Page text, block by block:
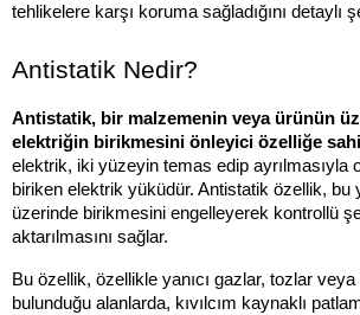
tehlikelere karşı koruma sağladığını detaylı
Antistatik Nedir?
Antistatik, bir malzemenin veya ürünün
elektriğin birikmesini önleyici özelliğe
elektrik, iki yüzeyin temas edip ayrılmasıyla
biriken elektrik yüküdür. Antistatik özellik, bu
üzerinde birikmesini engelleyerek kontrollü
aktarılmasını sağlar.
Bu özellik, özellikle yanıcı gazlar, tozlar veya
bulunduğu alanlarda, kıvılcım kaynaklı